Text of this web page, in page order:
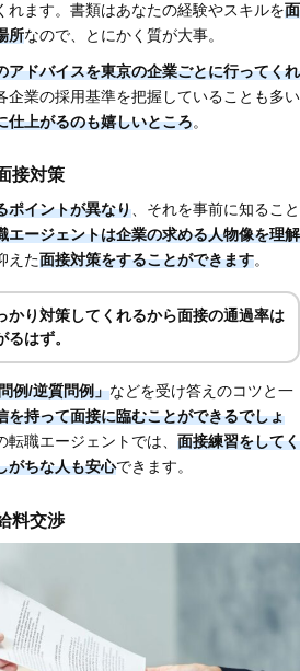
れます。書類はあなたの経験やスキルを面
所なので、とにかく質が大事。
アドバイスを東京の企業ごとに行ってくれ
企業の採用基準を把握していることも多い
仕上がるのも嬉しいところ。
接対策
ポイントが異なり、それを事前に知ること
エージェントは企業の求める人物像を理解
えた面接対策をすることができます。
かり対策してくれるから面接の通過率は
るはず。
例/逆質問例」などを受け答えのコツと一
を持って面接に臨むことができるでしょ
職エージェントでは、 面接練習をしてく
がちな人も安心できます。
料交渉